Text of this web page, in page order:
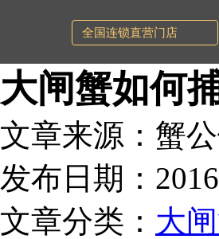
大闸蟹如何
文章来源：蟹
发布日期：
文章分类： 大
全国连锁直营门店